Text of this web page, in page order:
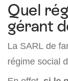
Quel
gérant
La SARL de
régime social